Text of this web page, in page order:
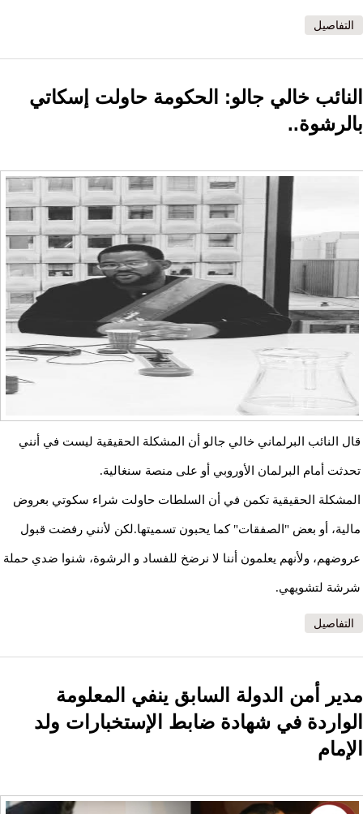
التفاصيل
النائب خالي جالو: الحكومة حاولت إسكاتي
بالرشوة..
قال النائب البرلماني خالي جالو أن المشكلة الحقيقية ليست في أنني
تحدثت أمام البرلمان الأوروبي أو على منصة سنغالية.
المشكلة الحقيقية تكمن في أن السلطات حاولت شراء سكوتي بعروض
مالية، أو بعض "الصفقات" كما يحبون تسميتها.لكن لأنني رفضت قبول
عروضهم، ولأنهم يعلمون أننا لا نرضخ للفساد و الرشوة، شنوا ضدي حملة
شرشة لتشويهي.
التفاصيل
مدير أمن الدولة السابق ينفي المعلومة
الواردة في شهادة ضابط الإستخبارات ولد
الإمام